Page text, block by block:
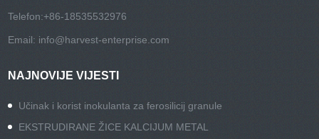
Telefon:+86-18535532976
Email: info@harvest-enterprise.com
NAJNOVIJE VIJESTI
Učinak i korist inokulanta za ferosilicij granule
EKSTRUDIRANE ŽICE KALCIJUM METAL